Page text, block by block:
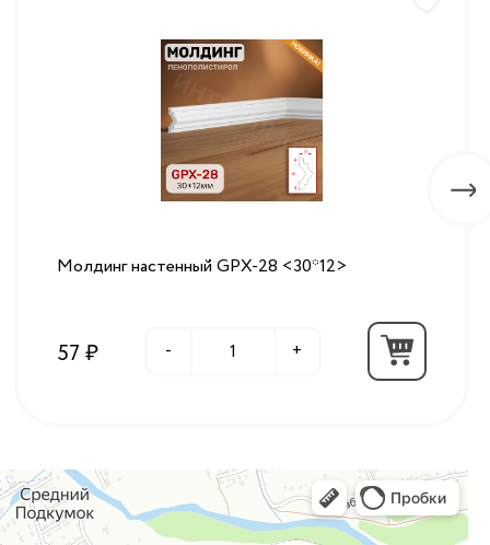
Молдинг настенный GPX-28 <30*12>
57 ₽ - +